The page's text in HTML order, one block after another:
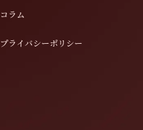
コラム
プライバシーポリシー